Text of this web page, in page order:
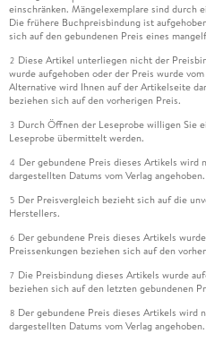
einschränken. Mängelexemplare sind durch
Die frühere Buchpreisbindung ist
sich auf den gebundenen Preis eines
2 Diese Artikel unterliegen nicht der
wurde aufgehoben oder der Preis wurde
Alternative wird Ihnen auf der Artikelseite
beziehen sich auf den vorherigen Preis.
3 Durch Öffnen der Leseprobe willigen Sie
Leseprobe übermittelt werden.
4 Der gebundene Preis dieses Artikels wird
dargestellten Datums vom Verlag angehoben.
5 Der Preisvergleich bezieht sich auf die
Herstellers.
6 Der gebundene Preis dieses Artikels
Preissenkungen beziehen sich auf den
7 Die Preisbindung dieses Artikels wurde
beziehen sich auf den letzten gebundenen
8 Der gebundene Preis dieses Artikels wird
dargestellten Datums vom Verlag angehoben.